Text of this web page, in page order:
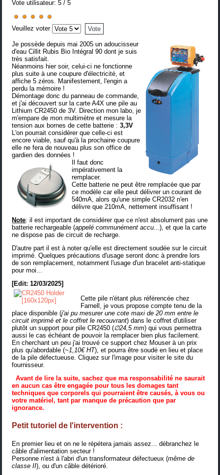
Vote utilisateur:5 /5
Veuillez voter
Je possède depuis mai 2005 un adoucisseur
d'eau Cillit Rubis Bio Intégral 90 dont je suis
très satisfait.
Néanmoins hier soir, celui-ci ne fonctionne
plus suite à une coupure d'électricité, et
affiche 5 zéros. Manifestement, l'engin a
perdu la mémoire !
Démontage donc du panneau de commande,
et j'ai découvert sur la carte A4X unepile au
Lithium CR2450 de 3V. Direction mon labo, je
m'empare de monmultimètreet mesure la
tension aux bornes de cette batterie :3,3V
L'on pourrait considérer que celle-ci est
encore viable, sauf qu'à la prochaine coupure
elle ne fera de nouveau plus son office de
gardien des données !
Il faut donc
impérativement la
remplacer.
Cette batterie ne peut être remplacée que par
ce modèle car elle peut délivrer un courant de
540mA, alors qu'une simple CR2032 n'en
délivre que 210mA, nettement insuffisant !
Note: il est important de considérer que ce n'est absolument pas une
batterie rechargeable (appelé communément accu...), et que la carte
ne dispose pas de circuit de recharge.
D'autre part il est à noter qu'elle est directement soudée sur le circuit
imprimé. Quelques précautions d'usage seront donc à prendre lors
de son remplacement, notamment l'usaged'un bracelet anti-statique
pour moi...
[Edit: 12/03/2025]
Cette pile n'étant plus référencée chez
Farnell, je vous propose compte tenu de la
place disponible (j'ai pu mesurer une cote maxi de 20 mm entre le
circuit imprimé et le coffret le recouvrant) dans le coffret d'utiliser
plutôt un support pour pile CR2450 (∅24,5 mm) qui vous permettra
aussi le cas échéant de pouvoir la remplacer bien plus facilement.
En cherchant un peu j'ai trouvé ce support chez Mouser à un prix
plus qu'abordable (~1,10€ HT), et pourra être soudé en lieu et place
de la pile défectueuse. Cliquez sur l'image pour visiter le site du
fournisseur.
Avant de lire la suite, sachez que ma responsabilité ne saurait
en aucun cas être engagée pour tous les domages tant
techniques que corporels qui pourraient être causés, à vous ou
votre matériel, tant par manque de précaution que par
ignorance.
Petit tutoriel de l'intervention :
En premier lieu et on ne le répétera jamais assez... débranchez le
câble d'alimentation secteur !
Personne n'est à l'abri d'un transformateur défectueux (même de
classe II), ou d'un câble détérioré.